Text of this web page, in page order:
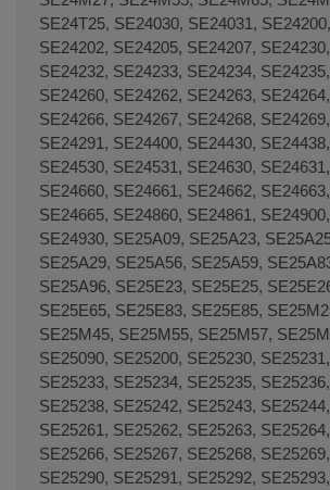
SE24T25, SE24030, SE24031,
SE24202, SE24205, SE24207,
SE24232, SE24233, SE24234,
SE24260, SE24262, SE24263,
SE24266, SE24267, SE24268,
SE24291, SE24400, SE24430,
SE24530, SE24531, SE24630,
SE24660, SE24661, SE24662,
SE24665, SE24860, SE24861,
SE24930, SE25A09, SE25A23,
SE25A29, SE25A56, SE25A59,
SE25A96, SE25E23, SE25E25,
SE25E65, SE25E83, SE25E85,
SE25M45, SE25M55, SE25M57,
SE25090, SE25200, SE25230,
SE25233, SE25234, SE25235,
SE25238, SE25242, SE25243,
SE25261, SE25262, SE25263,
SE25266, SE25267, SE25268,
SE25290, SE25291, SE25292,